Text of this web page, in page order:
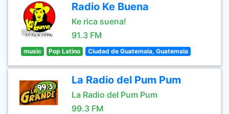
Radio Ke Buena
Ke rica suena!
91.3 FM
music Pop Latino Ciudad de Guatemala, Guatemala
La Radio del Pum Pum
La Radio del Pum Pum
99.3 FM